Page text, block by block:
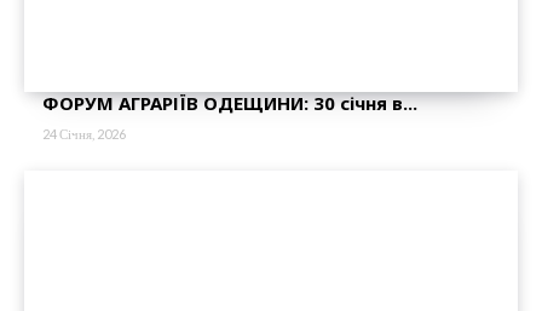
ФОРУМ АГРАРІЇВ ОДЕЩИНИ: 30 січня в...
24 Січня, 2026